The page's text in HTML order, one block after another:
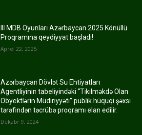
III MDB Oyunları Azərbaycan 2025 Könüllü
Proqramına qeydiyyat başladı!
Aprel 22, 2025
Azərbaycan Dövlət Su Ehtiyatları
Agentliyinin tabeliyindəki “Tikilməkdə Olan
Obyektlərin Müdiriyyəti” publik hüquqi şəxsi
tərəfindən təcrübə proqramı elan edilir.
Dekabr 9, 2024